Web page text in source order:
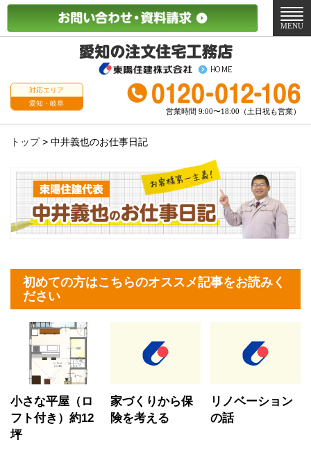
対応エリア
愛知・岐阜
営業時間 9:00〜18:00（土日祝も営業）
メ
ニ
MENU
トップ> 中井義也のお仕事日記
初めての方はこちらのオススメ記事をお読みく
ださい
小さな平屋（ロ
フト付き）約12
坪
家づくりから保
険を考える
リノベーション
の話